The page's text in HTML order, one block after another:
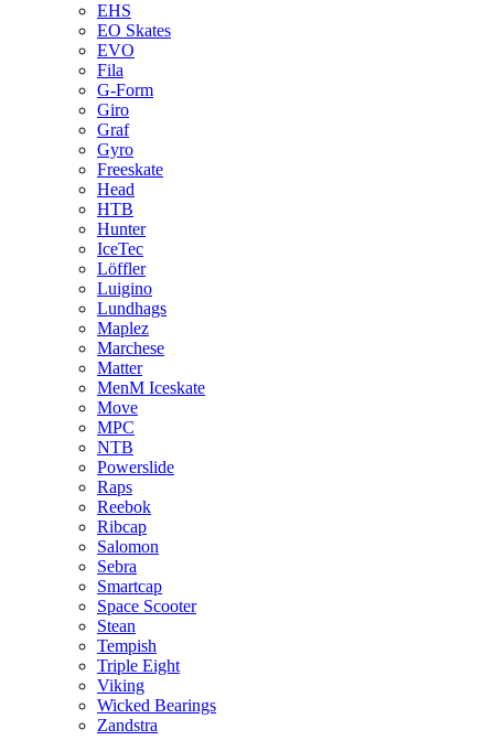
EHS
EO Skates
EVO
Fila
G-Form
Giro
Graf
Gyro
Freeskate
Head
HTB
Hunter
IceTec
Löffler
Luigino
Lundhags
Maplez
Marchese
Matter
MenM Iceskate
Move
MPC
NTB
Powerslide
Raps
Reebok
Ribcap
Salomon
Sebra
Smartcap
Space Scooter
Stean
Tempish
Triple Eight
Viking
Wicked Bearings
Zandstra